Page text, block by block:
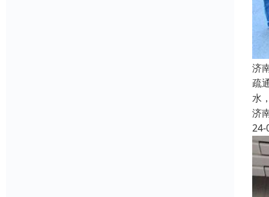
济
疏
水
济
24-